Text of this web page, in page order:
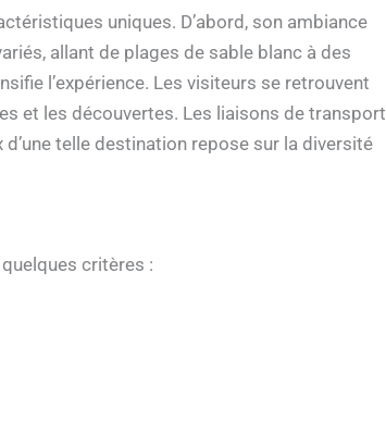
uniques. D’abord, son ambiance
allant de plages de sable blanc à des
l’expérience. Les visiteurs se retrouvent
et les découvertes. Les liaisons de transport
telle destination repose sur la diversité
critères :